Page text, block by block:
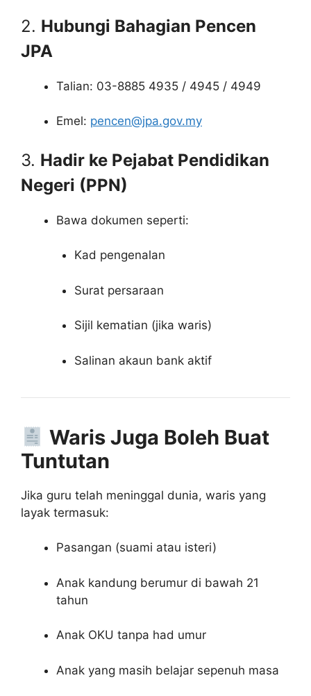
2. Hubungi Bahagian Pencen
JPA
Talian: 03-8885 4935 / 4945 / 4949
Emel: pencen@jpa.gov.my
3. Hadir ke Pejabat Pendidikan
Negeri (PPN)
Bawa dokumen seperti:
Kad pengenalan
Surat persaraan
Sijil kematian (jika waris)
Salinan akaun bank aktif
Waris Juga Boleh Buat
Tuntutan
Jika guru telah meninggal dunia, waris yang
layak termasuk:
Pasangan (suami atau isteri)
Anak kandung berumur di bawah 21
tahun
Anak OKU tanpa had umur
Anak yang masih belajar sepenuh masa